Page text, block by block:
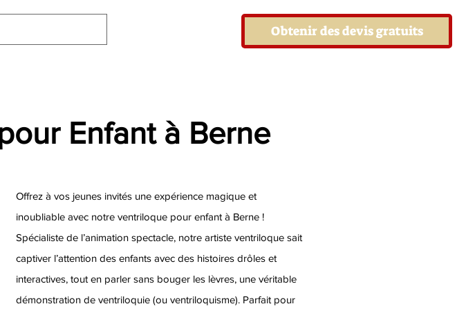
Obtenir des devis gratuits
Enfant à Berne
Offrez à vos jeunes invités une expérience magique et
inoubliable avec notre ventriloque pour enfant à Berne !
Spécialiste de l’animation spectacle, notre artiste ventriloque sait
captiver l’attention des enfants avec des histoires drôles et
interactives, tout en parler sans bouger les lèvres, une véritable
démonstration de ventriloquie (ou ventriloquisme). Parfait pour